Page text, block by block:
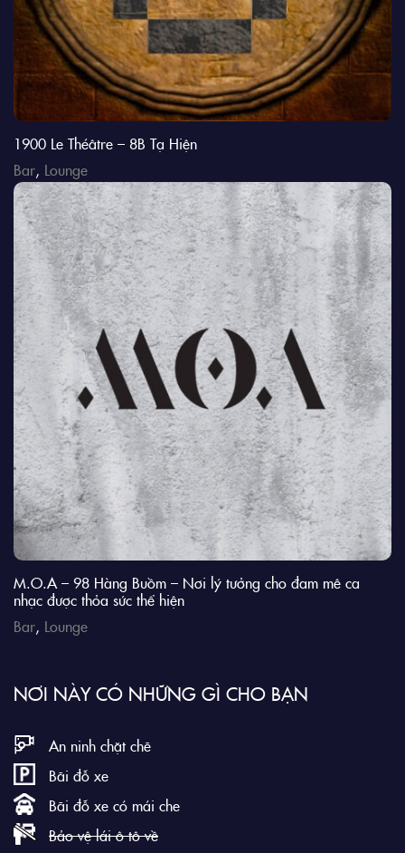
1900 Le Théâtre – 8B Tạ Hiện
Bar, Lounge
M.O.A – 98 Hàng Buồm – Nơi lý tưởng cho đam mê ca
nhạc được thỏa sức thể hiện
Bar, Lounge
NƠI NÀY CÓ NHỮNG GÌ CHO BẠN
An ninh chặt chẽ
Bãi đỗ xe
Bãi đỗ xe có mái che
Bảo vệ lái ô tô về